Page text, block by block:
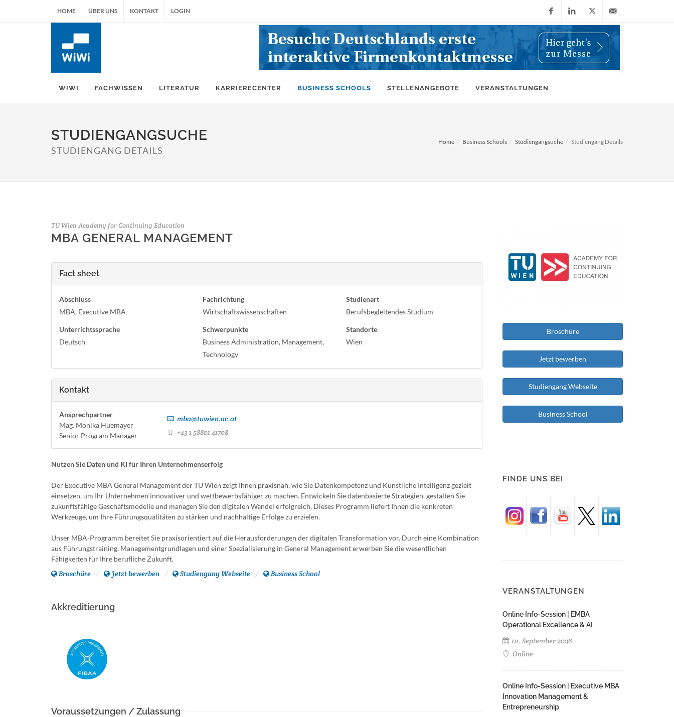
HOME ÜBER UNS KONTAKT LOGIN
FacebookLinkedIn
X
(Twitter)
info@wiwi-
WIWI FACHWISSEN LITERATUR KARRIERECENTER BUSINESS SCHOOLS STELLENANGEBOTE VERANSTALTUNGEN
STUDIENGANGSUCHE
STUDIENGANG DETAILS
Home Business Schools Studiengangsuche Studiengang Details
TU Wien Academy for Continuing Education
MBA GENERAL MANAGEMENT
Fact sheet
Abschluss
MBA, Executive MBA
Unterrichtssprache
Deutsch
Fachrichtung
Wirtschaftswissenschaften
Schwerpunkte
Business Administration, Management,
Technology
Studienart
Berufsbegleitendes Studium
Standorte
Wien
Kontakt
Ansprechpartner
Mag. Monika Huemayer
Senior Program Manager
mba@tuwien.ac.at
+43 1 58801 41708
Nutzen Sie Daten und KI für Ihren Unternehmenserfolg
Der Executive MBA General Management der TU Wien zeigt Ihnen praxisnah, wie Sie Datenkompetenz und Künstliche Intelligenz gezielt
einsetzen, um Ihr Unternehmen innovativer und wettbewerbsfähiger zu machen. Entwickeln Sie datenbasierte Strategien, gestalten Sie
zukunftsfähige Geschäftsmodelle und managen Sie den digitalen Wandel erfolgreich. Dieses Programm liefert Ihnen die konkreten
Werkzeuge, um Ihre Führungsqualitäten zu stärken und nachhaltige Erfolge zu erzielen.
Unser MBA-Programm bereitet Sie praxisorientiert auf die Herausforderungen der digitalen Transformation vor. Durch eine Kombination
aus Führungstraining, Managementgrundlagen und einer Spezialisierung in General Management erwerben Sie die wesentlichen
Fähigkeiten für Ihre berufliche Zukunft.
Broschüre Jetzt bewerben Studiengang Webseite Business School
Akkreditierung
Voraussetzungen / Zulassung
Broschüre
Jetzt bewerben
Studiengang Webseite
Business School
FINDE UNS BEI
VERANSTALTUNGEN
Online Info-Session | EMBA
Operational Excellence & AI
01. September 2026
Online
Online Info-Session | Executive MBA
Innovation Management &
Entrepreneurship